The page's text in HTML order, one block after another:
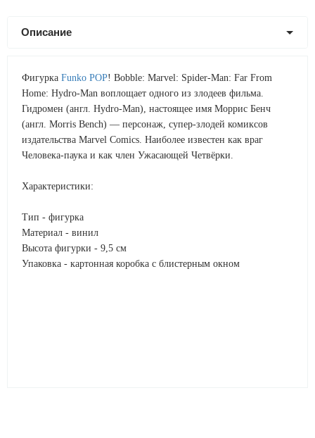
Описание
Фигурка Funko POP! Bobble: Marvel: Spider-Man: Far From
Home: Hydro-Man воплощает одного из злодеев фильма.
Гидромен (англ. Hydro-Man), настоящее имя Моррис Бенч
(англ. Morris Bench) — персонаж, супер-злодей комиксов
издательства Marvel Comics. Наиболее известен как враг
Человека-паука и как член Ужасающей Четвёрки.
Характеристики:
Тип - фигурка
Материал - винил
Высота фигурки - 9,5 см
Упаковка - картонная коробка с блистерным окном